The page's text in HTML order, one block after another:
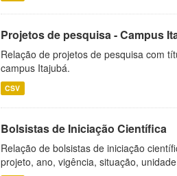
Projetos de pesquisa - Campus
Relação de projetos de pesquisa com
campus Itajubá.
CSV
Bolsistas de Iniciação Científica
Relação de bolsistas de iniciação
projeto, ano, vigência, situação,